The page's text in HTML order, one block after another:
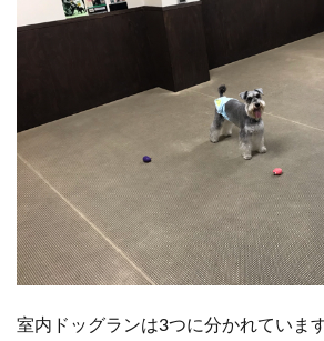
室内ドッグランは3つに分かれています